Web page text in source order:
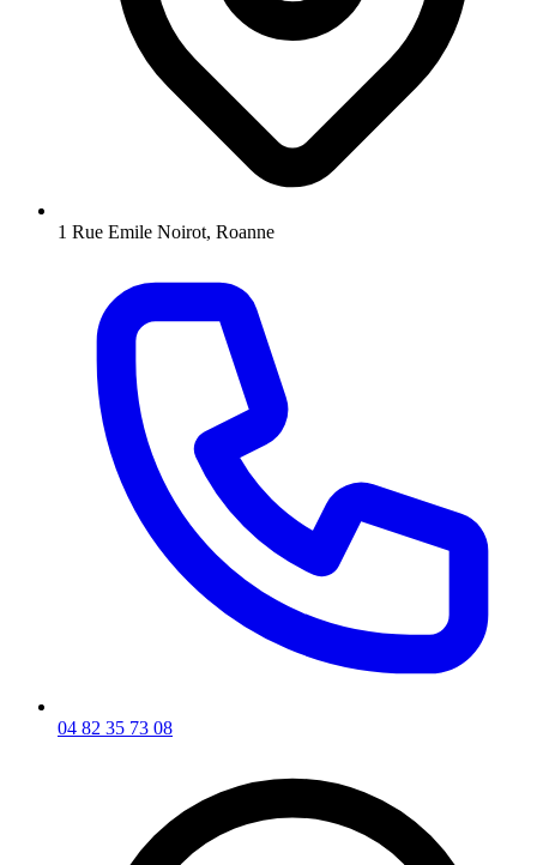
1 Rue Emile Noirot, Roanne
04 82 35 73 08